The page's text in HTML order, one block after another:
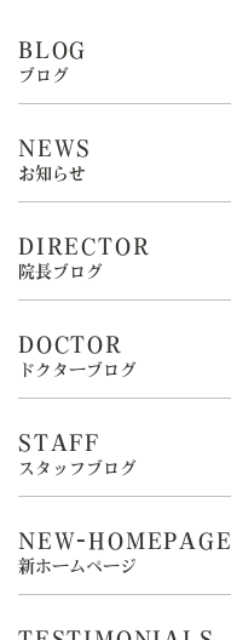
BLOG
ブログ
NEWS
お知らせ
DIRECTOR
院長ブログ
DOCTOR
ドクターブログ
STAFF
スタッフブログ
NEW-HOMEPAGE
新ホームページ